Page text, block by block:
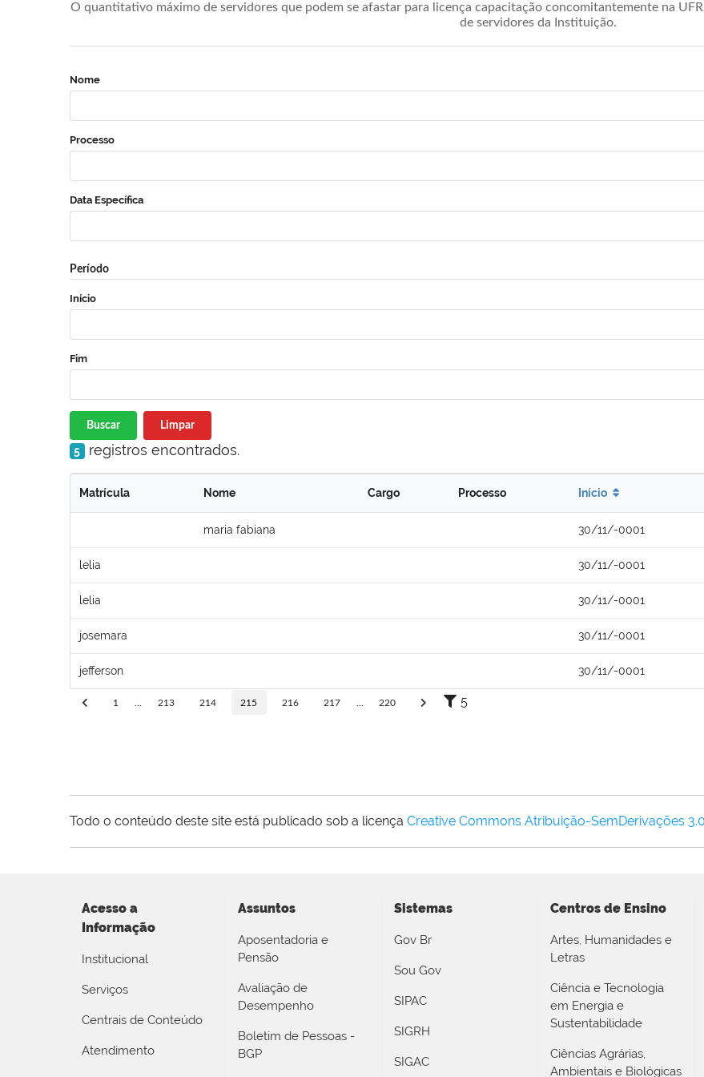
O quantitativo máximo de servidores que podem se afastar para licença capacitação concomitantemente na
de servidores da Instituição.
Nome
Processo
Data Específica
Período
Início
Fim
Buscar Limpar
5 registros encontrados.
Matrícula Nome Cargo Processo Início
maria fabiana 30/11/-0001
lelia 30/11/-0001
lelia 30/11/-0001
josemara 30/11/-0001
jefferson 30/11/-0001
1 213 214 215 216 217 220 5
Todo o conteúdo deste site está publicado sob a licença Creative Commons Atribuição-SemDerivações
Acesso a
Informação
Institucional
Serviços
Centrais de Conteúdo
Atendimento
Assuntos
Aposentadoria e
Pensão
Avaliação de
Desempenho
Boletim de Pessoas -
BGP
Sistemas
Gov Br
Sou Gov
SIPAC
SIGRH
SIGAC
Centros de Ensino
Artes, Humanidades e
Letras
Ciência e Tecnologia
em Energia e
Sustentabilidade
Ciências Agrárias,
Ambientais e Biológicas